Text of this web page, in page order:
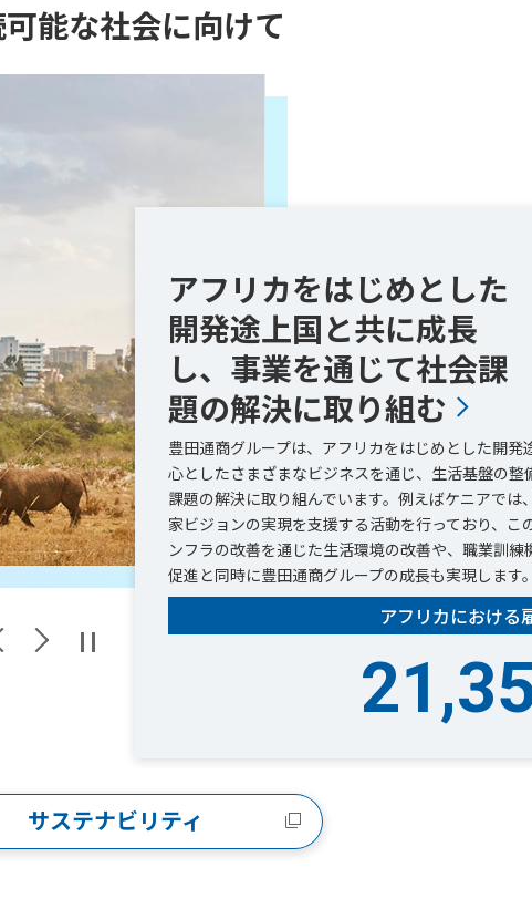
能な社会に向けて
アフリカをはじめとした
開発途上国と共に成長
し、事業を通じて社会課
題の解決に取り組む
豊田通商グループは、アフリカをはじめとした開
心としたさまざまなビジネスを通じ、生活基盤の
課題の解決に取り組んでいます。例えばケニアで
家ビジョンの実現を支援する活動を行っており、
ンフラの改善を通じた生活環境の改善や、職業訓
促進と同時に豊田通商グループの成長も実現します。
アフリカにおける
サステナビリティ